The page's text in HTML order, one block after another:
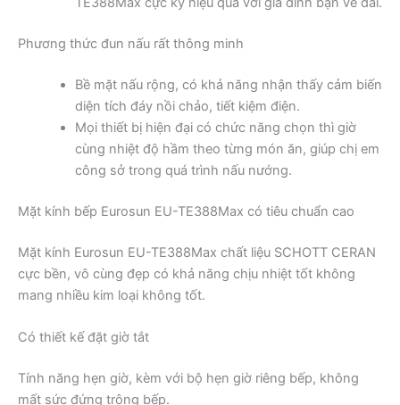
Phương thức đun nấu rất thông minh
Bề mặt nấu rộng, có khả năng nhận thấy cảm biến
diện tích đáy nồi chảo, tiết kiệm điện.
Mọi thiết bị hiện đại có chức năng chọn thì giờ
cùng nhiệt độ hầm theo từng món ăn, giúp chị em
công sở trong quá trình nấu nướng.
Mặt kính bếp Eurosun EU-TE388Max có tiêu chuẩn cao
Mặt kính Eurosun EU-TE388Max chất liệu SCHOTT CERAN
cực bền, vô cùng đẹp có khả năng chịu nhiệt tốt không
mang nhiều kim loại không tốt.
Có thiết kế đặt giờ tắt
Tính năng hẹn giờ, kèm với bộ hẹn giờ riêng bếp, không
mất sức đứng trông bếp.